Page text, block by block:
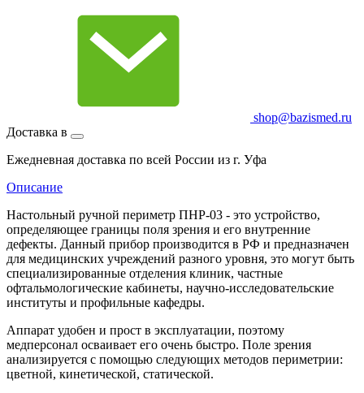
shop@bazismed.ru
Доставка в
Ежедневная доставка по всей России из г. Уфа
Описание
Настольный ручной периметр ПНР-03 - это устройство,
определяющее границы поля зрения и его внутренние
дефекты. Данный прибор производится в РФ и предназначен
для медицинских учреждений разного уровня, это могут быть
специализированные отделения клиник, частные
офтальмологические кабинеты, научно-исследовательские
институты и профильные кафедры.
Аппарат удобен и прост в эксплуатации, поэтому
медперсонал осваивает его очень быстро. Поле зрения
анализируется с помощью следующих методов периметрии:
цветной, кинетической, статической.